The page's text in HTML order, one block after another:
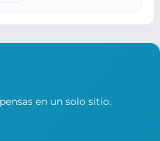
en un solo sitio.